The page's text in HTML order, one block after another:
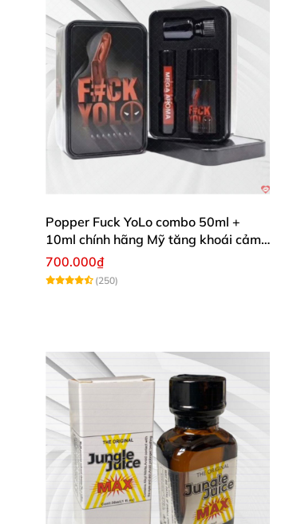
Popper Fuck YoLo combo 50ml +
10ml chính hãng Mỹ tăng khoái cảm
mạnh mẽ an toàn
700.000₫
(250)